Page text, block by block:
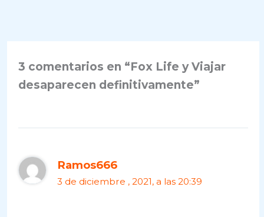
3 comentarios en “Fox Life y Viajar
desaparecen definitivamente”
Ramos666
3 de diciembre , 2021, a las 20:39